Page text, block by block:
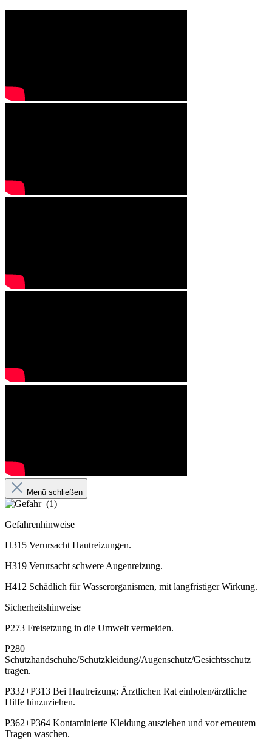
Menü schließen
Gefahrenhinweise
H315 Verursacht Hautreizungen.
H319 Verursacht schwere Augenreizung.
H412 Schädlich für Wasserorganismen, mit langfristiger Wirkung.
Sicherheitshinweise
P273 Freisetzung in die Umwelt vermeiden.
P280
Schutzhandschuhe/Schutzkleidung/Augenschutz/Gesichtsschutz
tragen.
P332+P313 Bei Hautreizung: Ärztlichen Rat einholen/ärztliche
Hilfe hinzuziehen.
P362+P364 Kontaminierte Kleidung ausziehen und vor erneutem
Tragen waschen.